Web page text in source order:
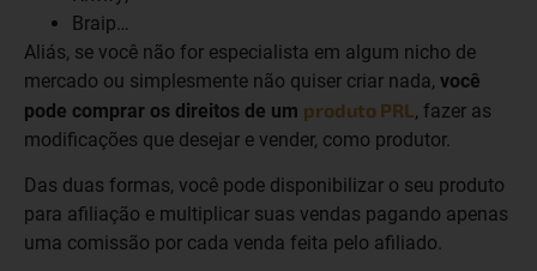
Braip…
Aliás, se você não for especialista em algum nicho de
mercado ou simplesmente não quiser criar nada, você
pode comprar os direitos de um produto PRL , fazer as
modificações que desejar e vender, como produtor.
Das duas formas, você pode disponibilizar o seu produto
para afiliação e multiplicar suas vendas pagando apenas
uma comissão por cada venda feita pelo afiliado.